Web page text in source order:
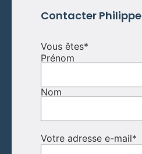
Contacter Philippe
Vous êtes*
Prénom
Nom
Votre adresse e-mail*